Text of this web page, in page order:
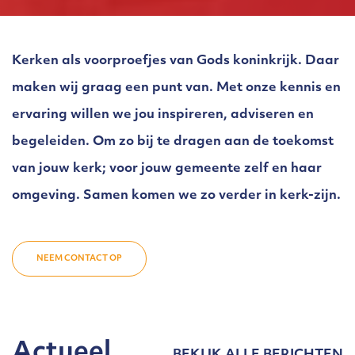
Kerken als voorproefjes van Gods koninkrijk. Daar
maken wij graag een punt van. Met onze kennis en
ervaring willen we jou inspireren, adviseren en
begeleiden. Om zo bij te dragen aan de toekomst
van jouw kerk; voor jouw gemeente zelf en haar
omgeving. Samen komen we zo verder in kerk-zijn.
NEEM CONTACT OP